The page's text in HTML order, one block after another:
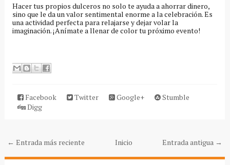
Hacer tus propios dulceros no solo te ayuda a ahorrar dinero,
sino que le da un valor sentimental enorme a la celebración. Es
una actividad perfecta para relajarse y dejar volar la
imaginación. ¡Anímate a llenar de color tu próximo evento!
Facebook Twitter Google+
Stumble
Digg
← Entrada más reciente Entrada antigua →
Inicio